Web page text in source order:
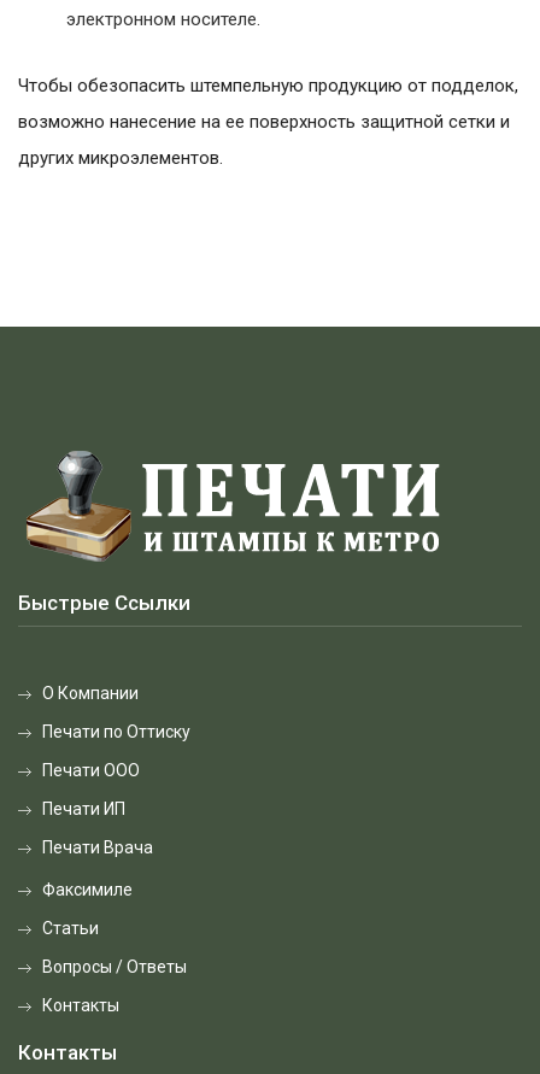
электронном носителе.
Чтобы обезопасить штемпельную продукцию от подделок,
возможно нанесение на ее поверхность защитной сетки и
других микроэлементов.
Быстрые Ссылки
О Компании
Печати по Оттиску
Печати ООО
Печати ИП
Печати Врача
Факсимиле
Статьи
Вопросы / Ответы
Контакты
Контакты